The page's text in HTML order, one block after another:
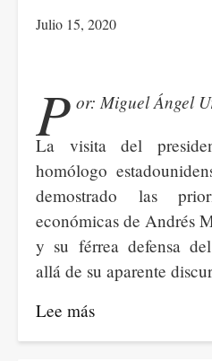
Julio 15, 2020
P or: Miguel Ángel
La visita del
homólogo
demostrado las
económicas de Andrés
y su férrea defensa
allá de su aparente
Lee más